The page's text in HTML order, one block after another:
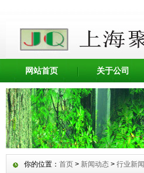
网站首页 关于公司
你的位置： 首页 > 新闻动态 > 行业新闻